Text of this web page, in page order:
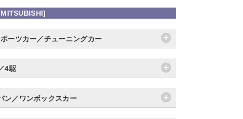
ーツカー／チューニングカー
4駆
ン／ワンボックスカー